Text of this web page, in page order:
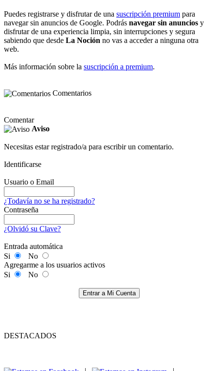
Puedes registrarse y disfrutar de una suscripción premium para
navegar sin anuncios de Google. Podrás navegar sin anuncios y
disfrutar de una experiencia limpia, sin interrupciones y segura
sabiendo que desde La Noción no vas a acceder a ninguna otra
web.
Más información sobre la suscripción a premium.
Comentarios
Comentar
Aviso
Necesitas estar registrado/a para escribir un comentario.
Identificarse
Usuario o Email
¿Todavía no se ha registrado?
Contraseña
¿Olvidó su Clave?
Entrada automática
Si
No
Agregarme a los usuarios activos
Si
No
Entrar a Mi Cuenta
DESTACADOS